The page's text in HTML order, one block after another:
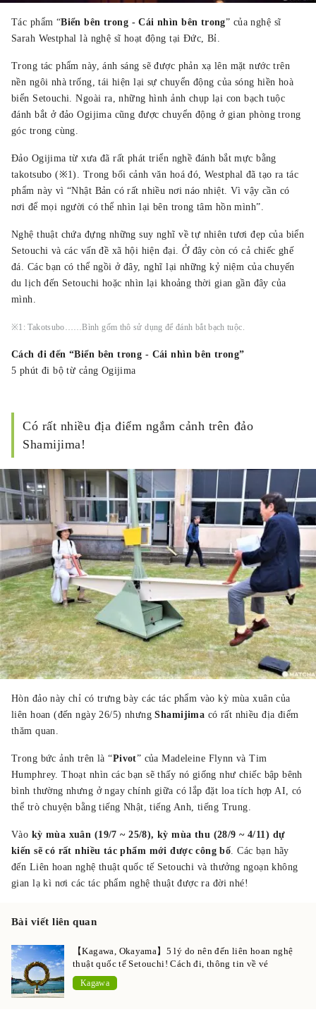
Tác phẩm “Biển bên trong - Cái nhìn bên trong” của nghệ sĩ
Sarah Westphal là nghệ sĩ hoạt động tại Đức, Bỉ.
Trong tác phẩm này, ánh sáng sẽ được phản xạ lên mặt nước trên
nền ngôi nhà trống, tái hiện lại sự chuyển động của sóng hiền hoà
biển Setouchi. Ngoài ra, những hình ảnh chụp lại con bạch tuộc
đánh bắt ở đảo Ogijima cũng được chuyển động ở gian phòng trong
góc trong cùng.
Đảo Ogijima từ xưa đã rất phát triển nghề đánh bắt mực bằng
takotsubo (※1). Trong bối cảnh văn hoá đó, Westphal đã tạo ra tác
phẩm này vì “Nhật Bản có rất nhiều nơi náo nhiệt. Vì vậy cần có
nơi để mọi người có thể nhìn lại bên trong tâm hồn mình”.
Nghệ thuật chứa đựng những suy nghĩ về tự nhiên tươi đẹp của biển
Setouchi và các vấn đề xã hội hiện đại. Ở đây còn có cả chiếc ghế
đá. Các bạn có thể ngồi ở đây, nghĩ lại những kỷ niệm của chuyến
du lịch đến Setouchi hoặc nhìn lại khoảng thời gian gần đây của
mình.
※1: Takotsubo……Bình gốm thô sử dụng để đánh bắt bạch tuộc.
Cách đi đến “Biển bên trong - Cái nhìn bên trong”
5 phút đi bộ từ cảng Ogijima
Có rất nhiều địa điểm ngắm cảnh trên đảo
Shamijima!
Hòn đảo này chỉ có trưng bày các tác phẩm vào kỳ mùa xuân của
liên hoan (đến ngày 26/5) nhưngShamijima có rất nhiều địa điểm
thăm quan.
Trong bức ảnh trên là “Pivot” của Madeleine Flynn và Tim
Humphrey. Thoạt nhìn các bạn sẽ thấy nó giống như chiếc bập bênh
bình thường nhưng ở ngay chính giữa có lắp đặt loa tích hợp AI, có
thể trò chuyện bằng tiếng Nhật, tiếng Anh, tiếng Trung.
Vào kỳ mùa xuân (19/7 ~ 25/8), kỳ mùa thu (28/9 ~ 4/11) dự
kiến sẽ có rất nhiều tác phẩm mới được công bố. Các bạn hãy
đến Liên hoan nghệ thuật quốc tế Setouchi và thưởng ngoạn không
gian lạ kì nơi các tác phẩm nghệ thuật được ra đời nhé!
Bài viết liên quan
【Kagawa, Okayama】5 lý do nên đến liên hoan nghệ
thuật quốc tế Setouchi! Cách đi, thông tin về vé
Kagawa